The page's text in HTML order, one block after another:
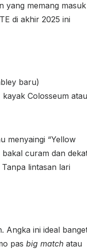
yang memang masuk
di akhir 2025 ini
baru)
Colosseum atau
menyaingi “Yellow
curam dan
Tanpa lintasan lari
Angka ini ideal
pas big match atau